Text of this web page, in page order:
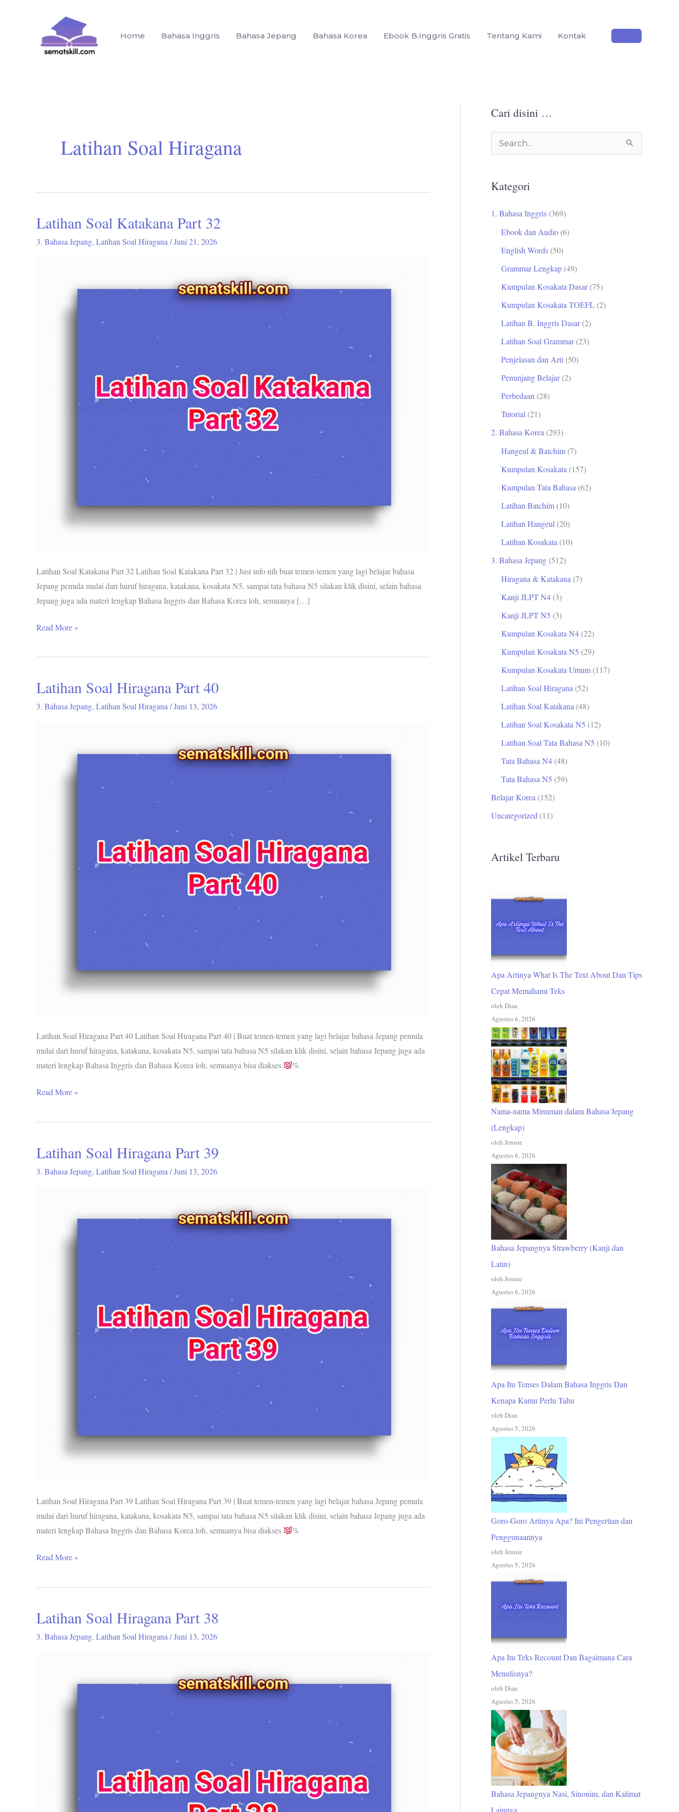
Home Bahasa Inggris Bahasa Jepang Bahasa Korea Ebook B.Inggris Gratis Tentang Kami Kontak
Latihan Soal Hiragana
Latihan Soal Katakana Part 32
3. Bahasa Jepang, Latihan Soal Hiragana /Juni 21, 2026
Latihan Soal Katakana Part 32 Latihan Soal Katakana Part 32 | Just info nih buat temen-temen yang lagi belajar bahasa
Jepang pemula mulai dari huruf hiragana, katakana, kosakata N5, sampai tata bahasa N5 silakan klik disini, selain bahasa
Jepang juga ada materi lengkap Bahasa Inggris dan Bahasa Korea loh, semuanya […]
Latihan
Read More »
Latihan Soal Hiragana Part 40
3. Bahasa Jepang, Latihan Soal Hiragana/Juni 13, 2026
Latihan Soal Hiragana Part 40 Latihan Soal Hiragana Part 40 | Buat temen-temen yang lagi belajar bahasa Jepang pemula
mulai dari huruf hiragana, katakana, kosakata N5, sampai tata bahasa N5 silakan klik disini, selain bahasa Jepang juga ada
materi lengkap Bahasa Inggris dan Bahasa Korea loh, semuanya bisa diakses
%
Latihan
Read More »
Latihan Soal Hiragana Part 39
3. Bahasa Jepang, Latihan Soal Hiragana /Juni 13, 2026
Latihan Soal Hiragana Part 39 Latihan Soal Hiragana Part 39 | Buat temen-temen yang lagi belajar bahasa Jepang pemula
mulai dari huruf hiragana, katakana, kosakata N5, sampai tata bahasa N5 silakan klik disini, selain bahasa Jepang juga ada
materi lengkap Bahasa Inggris dan Bahasa Korea loh, semuanya bisa diakses
%
Latihan
Read More »
Latihan Soal Hiragana Part 38
3. Bahasa Jepang, Latihan Soal Hiragana /Juni 13, 2026
Latihan
Cari disini …
i
u
Kategori
1. Bahasa Inggris (369)
Ebook dan Audio (6)
English Words (50)
Grammar Lengkap (49)
Kumpulan Kosakata Dasar(75)
Kumpulan Kosakata TOEFL (2)
Latihan B. Inggris Dasar(2)
Latihan Soal Grammar(23)
Penjelasan dan Arti (50)
Penunjang Belajar(2)
Perbedaan (28)
Tutorial (21)
2. Bahasa Korea (293)
Hangeul & Batchim (7)
Kumpulan Kosakata (157)
Kumpulan Tata Bahasa (62)
Latihan Batchim (10)
Latihan Hangeul (20)
Latihan Kosakata (10)
3. Bahasa Jepang (512)
Hiragana & Katakana (7)
Kanji JLPT N4 (3)
Kanji JLPT N5 (3)
Kumpulan Kosakata N4 (22)
Kumpulan Kosakata N5 (29)
Kumpulan Kosakata Umum (117)
Latihan Soal Hiragana (52)
Latihan Soal Katakana (48)
Latihan Soal Kosakata N5 (12)
Latihan Soal Tata Bahasa N5 (10)
Tata Bahasa N4 (48)
Tata Bahasa N5 (59)
Belajar Korea (152)
Uncategorized (11)
Artikel Terbaru
Apa Artinya What Is The Text About Dan Tips
Cepat Memahami Teks
oleh Dian
Agustus 6, 2026
Nama-nama Minuman dalam Bahasa Jepang
(Lengkap)
oleh Jennie
Agustus 6, 2026
Bahasa Jepangnya Strawberry (Kanji dan
Latin)
oleh Jennie
Agustus 6, 2026
Apa Itu Tenses Dalam Bahasa Inggris Dan
Kenapa Kamu Perlu Tahu
oleh Dian
Agustus 5, 2026
Goro-Goro Artinya Apa? Ini Pengertian dan
Penggunaannya
oleh Jennie
Agustus 5, 2026
Apa Itu Teks Recount Dan Bagaimana Cara
Menulisnya?
oleh Dian
Agustus 5, 2026
Bahasa Jepangnya Nasi, Sinonim, dan Kalimat
Lainnya